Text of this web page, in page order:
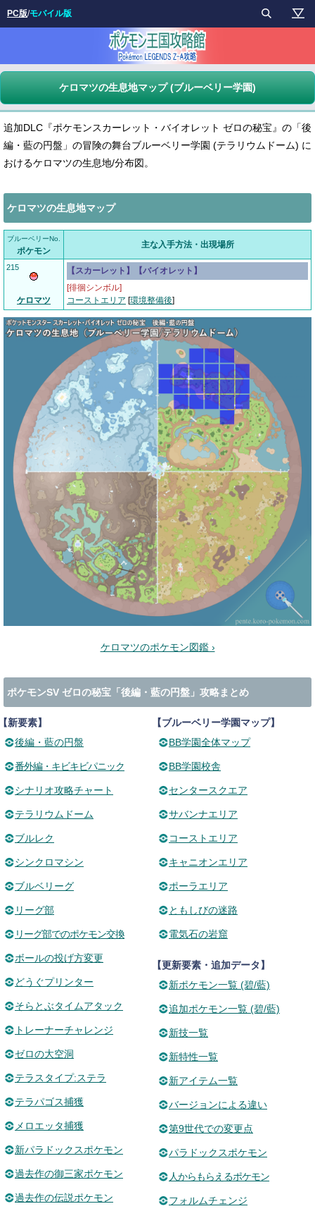
ケロマツの生息地マップ (ブルーベリー学園)
追加DLC『ポケモンスカーレット・バイオレット ゼロの秘宝』の「後
編・藍の円盤」の冒険の舞台ブルーベリー学園 (テラリウムドーム) に
おけるケロマツの生息地/分布図。
ケロマツの生息地マップ
ブルーベリーNo.
ポケモン
主な入手方法・出現場所
215
ケロマツ
【スカーレット】【バイオレット】
[徘徊シンボル]
コーストエリア [環境整備後]
ケロマツのポケモン図鑑 ›
ポケモンSV ゼロの秘宝「後編・藍の円盤」攻略まとめ
新要素】
後編・藍の円盤
番外編・キビキビパニック
シナリオ攻略チャート
テラリウムドーム
ブルレク
シンクロマシン
ブルベリーグ
リーグ部
リーグ部でのポケモン交換
ボールの投げ方変更
どうぐプリンター
そらとぶタイムアタック
トレーナーチャレンジ
ゼロの大空洞
テラスタイプ:ステラ
テラパゴス捕獲
メロエッタ捕獲
新パラドックスポケモン
過去作の御三家ポケモン
過去作の伝説ポケモン
【ブルーベリー学園マップ】
BB学園全体マップ
BB学園校舎
センタースクエア
サバンナエリア
コーストエリア
キャニオンエリア
ポーラエリア
ともしびの迷路
電気石の岩窟
【更新要素・追加データ】
新ポケモン一覧 (碧/藍)
追加ポケモン一覧 (碧/藍)
新技一覧
新特性一覧
新アイテム一覧
バージョンによる違い
第9世代での変更点
パラドックスポケモン
人からもらえるポケモン
フォルムチェンジ
PC版/モバイル版